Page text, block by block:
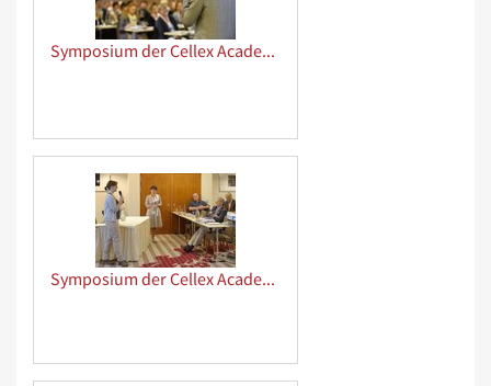
Symposium der Cellex Academy
Symposium der Cellex Academy